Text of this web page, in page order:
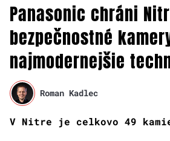
Panasonic chráni
bezpečnostné
najmodernejšie
Roman Kadlec
V Nitre je celkovo 49